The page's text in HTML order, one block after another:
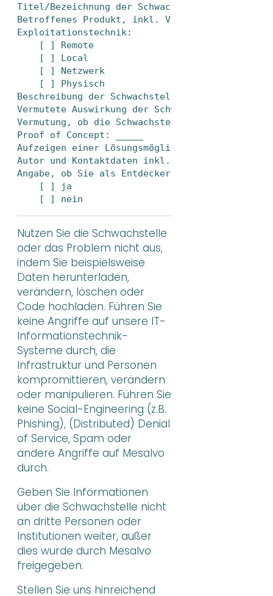
Titel/Bezeichnung der Schwachstelle: _____
Betroffenes Produkt, inkl. Versionsangabe
Exploitationstechnik:
    [ ] Remote
    [ ] Local
    [ ] Netzwerk
    [ ] Physisch
Beschreibung der Schwachstelle: _____
Vermutete Auswirkung der Schwachstelle: _____
Vermutung, ob die Schwachstelle bereits
Proof of Concept: _____
Aufzeigen einer Lösungsmöglichkeit: _____
Autor und Kontaktdaten inkl. E-Mail und
Angabe, ob Sie als Entdecker der Schwachstelle
    [ ] ja
    [ ] nein
Nutzen Sie die Schwachstelle
oder das Problem nicht aus,
indem Sie beispielsweise
Daten herunterladen,
verändern, löschen oder
Code hochladen. Führen Sie
keine Angriffe auf unsere IT-
Informationstechnik-
Systeme durch, die
Infrastruktur und Personen
kompromittieren, verändern
oder manipulieren. Führen Sie
keine Social-Engineering (z.B.
Phishing), (Distributed) Denial
of Service, Spam oder
andere Angriffe auf Mesalvo
durch.
Geben Sie Informationen
über die Schwachstelle nicht
an dritte Personen oder
Institutionen weiter, außer
dies wurde durch Mesalvo
freigegeben.
Stellen Sie uns hinreichend